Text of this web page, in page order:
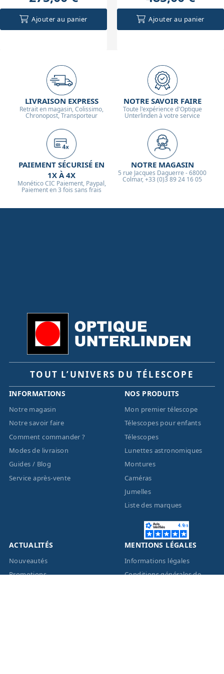
Ajouter au panier Ajouter au panier
LIVRAISON EXPRESS
Retrait en magasin, Colissimo,
Chronopost, Transporteur
NOTRE SAVOIR FAIRE
Toute l'expérience d'Optique
Unterlinden à votre service
PAIEMENT SÉCURISÉ EN
1X À 4X
Monético CIC Paiement, Paypal,
Paiement en 3 fois sans frais
NOTRE MAGASIN
5 rue Jacques Daguerre - 68000
Colmar, +33 (0)3 89 24 16 05
TOUT L’UNIVERS DU TÉLESCOPE
INFORMATIONS
Notre magasin
Notre savoir faire
Comment commander ?
Modes de livraison
Guides / Blog
Service après-vente
NOS PRODUITS
Mon premier télescope
Télescopes pour enfants
Télescopes
Lunettes astronomiques
Montures
Caméras
Jumelles
Liste des marques
ACTUALITÉS
Nouveautés
Promotions
MENTIONS LÉGALES
Informations légales
Conditions générales de